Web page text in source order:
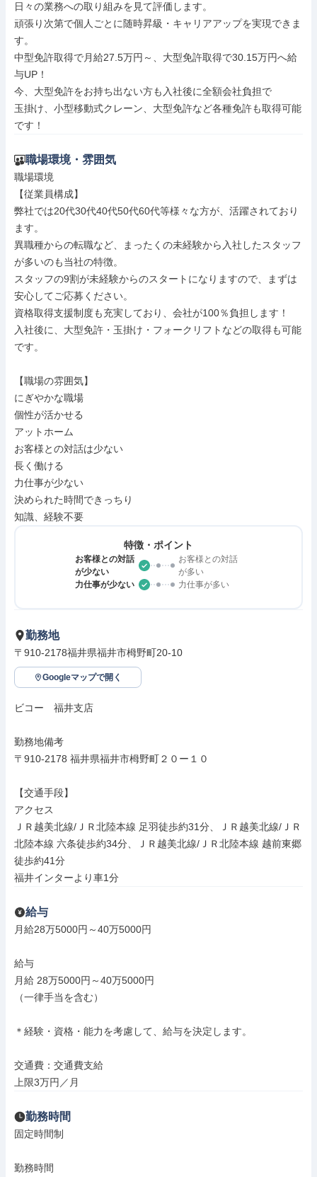
日々の業務への取り組みを見て評価します。
頑張り次第で個人ごとに随時昇級・キャリアアップを実現できま
す。
中型免許取得で月給27.5万円～、大型免許取得で30.15万円へ給
与UP！
今、大型免許をお持ち出ない方も入社後に全額会社負担で
玉掛け、小型移動式クレーン、大型免許など各種免許も取得可能
です！
職場環境・雰囲気
職場環境
【従業員構成】
弊社では20代30代40代50代60代等様々な方が、活躍されており
ます。
異職種からの転職など、まったくの未経験から入社したスタッフ
が多いのも当社の特徴。
スタッフの9割が未経験からのスタートになりますので、まずは
安心してご応募ください。
資格取得支援制度も充実しており、会社が100％負担します！
入社後に、大型免許・玉掛け・フォークリフトなどの取得も可能
です。
【職場の雰囲気】
にぎやかな職場
個性が活かせる
アットホーム
お客様との対話は少ない
長く働ける
力仕事が少ない
決められた時間できっちり
知識、経験不要
特徴・ポイント
お客様との対話
が少ない
お客様との対話
が多い
力仕事が少ない
力仕事が多い
勤務地
〒910-2178福井県福井市栂野町20-10
Googleマップで開く
ビコー　福井支店
勤務地備考
〒910-2178 福井県福井市栂野町２０ー１０
【交通手段】
アクセス
ＪＲ越美北線/ＪＲ北陸本線 足羽徒歩約31分、ＪＲ越美北線/ＪＲ
北陸本線 六条徒歩約34分、ＪＲ越美北線/ＪＲ北陸本線 越前東郷
徒歩約41分
福井インターより車1分
給与
月給28万5000円～40万5000円
給与
月給 28万5000円～40万5000円
（一律手当を含む）
＊経験・資格・能力を考慮して、給与を決定します。
交通費：交通費支給
上限3万円／月
勤務時間
固定時間制
勤務時間